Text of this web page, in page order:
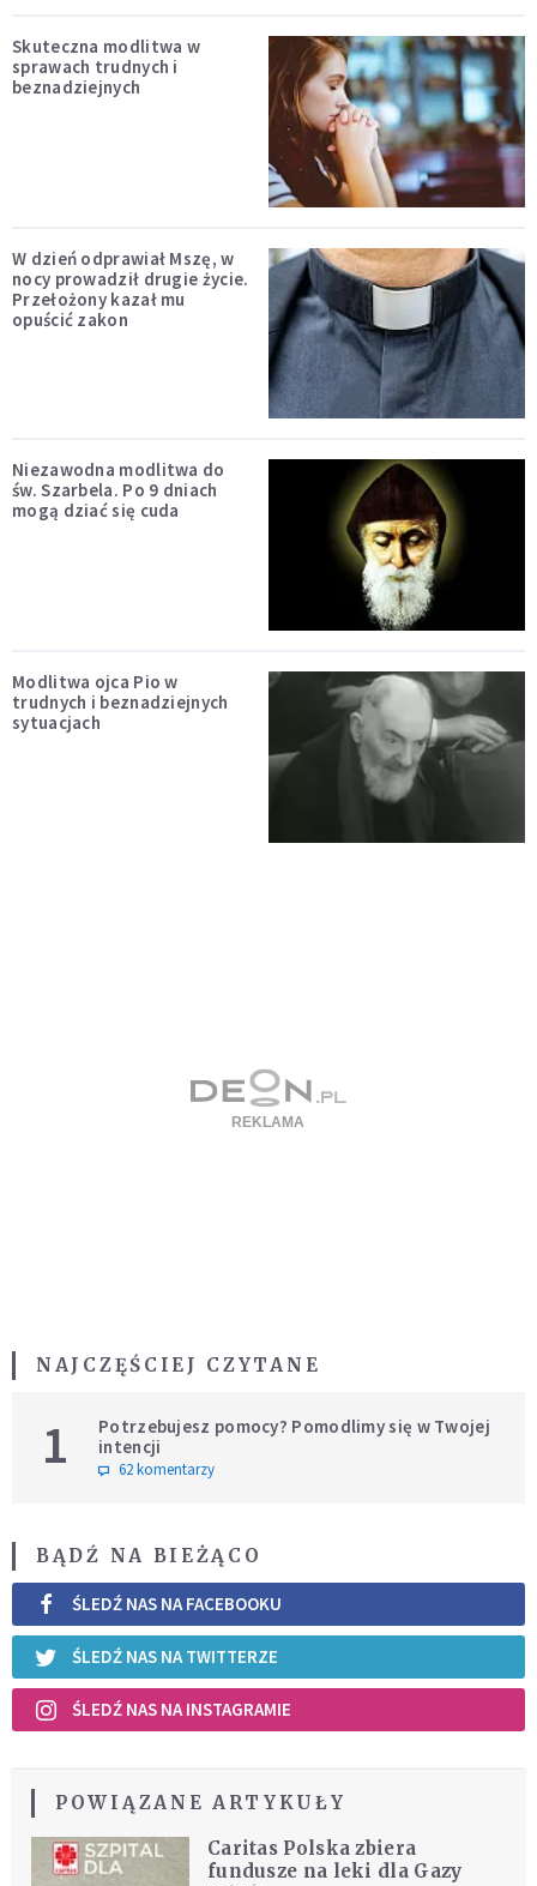
Skuteczna modlitwa w
sprawach trudnych i
beznadziejnych
W dzień odprawiał Mszę, w
nocy prowadził drugie życie.
Przełożony kazał mu
opuścić zakon
Niezawodna modlitwa do
św. Szarbela. Po 9 dniach
mogą dziać się cuda
Modlitwa ojca Pio w
trudnych i beznadziejnych
sytuacjach
NAJCZĘŚCIEJ CZYTANE
1
Potrzebujesz pomocy? Pomodlimy się w Twojej
intencji
62 komentarzy
BĄDŹ NA BIEŻĄCO
ŚLEDŹ NAS NA FACEBOOKU
ŚLEDŹ NAS NA TWITTERZE
ŚLEDŹ NAS NA INSTAGRAMIE
POWIĄZANE ARTYKUŁY
Caritas Polska zbiera
fundusze na leki dla Gazy